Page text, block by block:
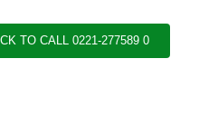
TO CALL 0221-277589 0